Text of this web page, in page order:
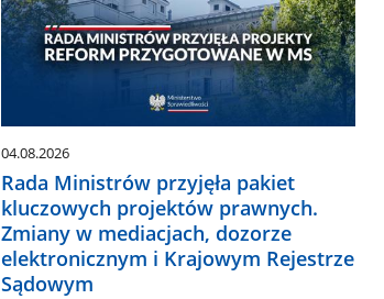
04.08.2026
Rada Ministrów przyjęła pakiet
kluczowych projektów prawnych.
Zmiany w mediacjach, dozorze
elektronicznym i Krajowym Rejestrze
Sądowym